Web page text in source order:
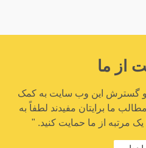
از ما
و گسترش این وب سایت به کمک
ما برایتان مفیدند لطفاً به
مرتبه از ما حمایت کنید. "